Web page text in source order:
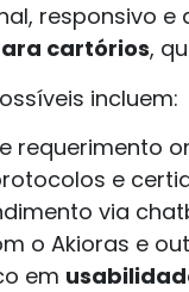
responsivo
cartórios,
incluem:
requerimento
e
via
o Akioras e
em